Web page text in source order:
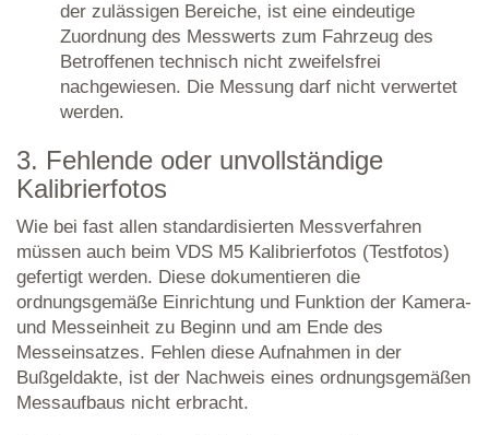
der zulässigen Bereiche, ist eine eindeutige
Zuordnung des Messwerts zum Fahrzeug des
Betroffenen technisch nicht zweifelsfrei
nachgewiesen. Die Messung darf nicht verwertet
werden.
3. Fehlende oder unvollständige
Kalibrierfotos
Wie bei fast allen standardisierten Messverfahren
müssen auch beim VDS M5 Kalibrierfotos (Testfotos)
gefertigt werden. Diese dokumentieren die
ordnungsgemäße Einrichtung und Funktion der Kamera-
und Messeinheit zu Beginn und am Ende des
Messeinsatzes. Fehlen diese Aufnahmen in der
Bußgeldakte, ist der Nachweis eines ordnungsgemäßen
Messaufbaus nicht erbracht.